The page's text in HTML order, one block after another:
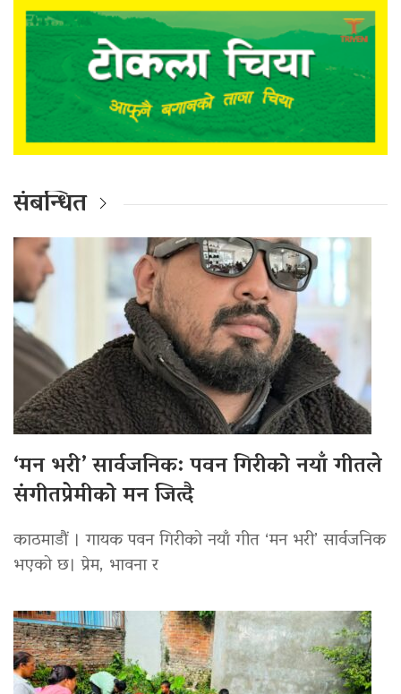
संबन्धित
‘मन भरी’ सार्वजनिक: पवन गिरीको नयाँ गीतले
संगीतप्रेमीको मन जित्दै
काठमाडौं । गायक पवन गिरीको नयाँ गीत ‘मन भरी’ सार्वजनिक
भएको छ। प्रेम, भावना र